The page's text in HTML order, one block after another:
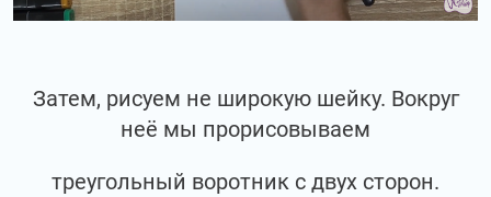
Затем, рисуем не широкую шейку. Вокруг
неё мы прорисовываем
треугольный воротник с двух сторон.